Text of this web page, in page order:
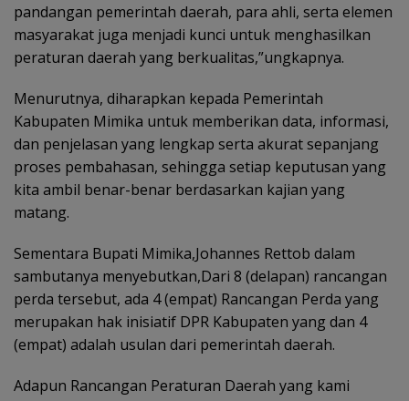
pandangan pemerintah daerah, para ahli, serta elemen
masyarakat juga menjadi kunci untuk menghasilkan
peraturan daerah yang berkualitas,”ungkapnya.
Menurutnya, diharapkan kepada Pemerintah
Kabupaten Mimika untuk memberikan data, informasi,
dan penjelasan yang lengkap serta akurat sepanjang
proses pembahasan, sehingga setiap keputusan yang
kita ambil benar-benar berdasarkan kajian yang
matang.
Sementara Bupati Mimika,Johannes Rettob dalam
sambutanya menyebutkan,Dari 8 (delapan) rancangan
perda tersebut, ada 4 (empat) Rancangan Perda yang
merupakan hak inisiatif DPR Kabupaten yang dan 4
(empat) adalah usulan dari pemerintah daerah.
Adapun Rancangan Peraturan Daerah yang kami